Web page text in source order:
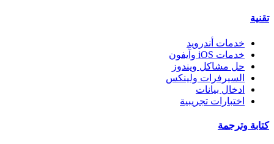
تقنية
خدمات أندرويد
خدمات iOS وآيفون
حل مشاكل ويندوز
السيرفرات ولينكس
ادخال بيانات
اختبارات تجريبية
كتابة وترجمة